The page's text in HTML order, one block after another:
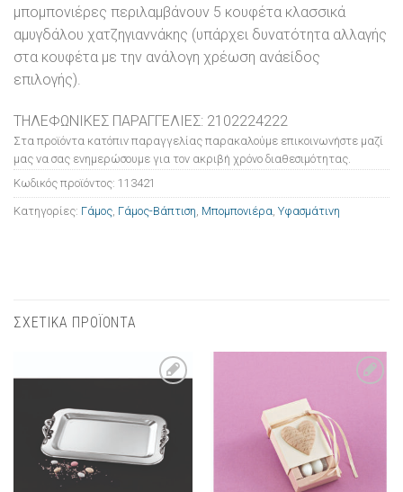
μπομπονιέρες περιλαμβάνουν 5 κουφέτα κλασσικά
αμυγδάλου χατζηγιαννάκης (υπάρχει δυνατότητα αλλαγής
στα κουφέτα με την ανάλογη χρέωση ανάείδος
επιλογής).
ΤΗΛΕΦΩΝΙΚΕΣ ΠΑΡΑΓΓΕΛΙΕΣ: 2102224222
Στα προϊόντα κατόπιν παραγγελίας παρακαλούμε επικοινωνήστε μαζί
μας να σας ενημερώσουμε για τον ακριβή χρόνο διαθεσιμότητας.
Κωδικός προϊόντος: 113421
Κατηγορίες: Γάμος Γάμος-Βάπτιση Μπομπονιέρα Υφασμάτινη
ΣΧΕΤΙΚΑ ΠΡΟΪΟΝΤΑ
επιθυμιών
επιθυμιών